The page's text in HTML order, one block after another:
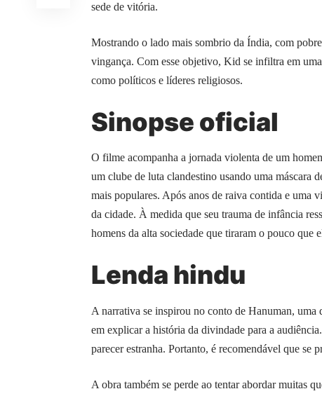
sede de vitória.
Mostrando o lado mais sombrio da Índia, com
vingança. Com esse objetivo, Kid se infiltra em
como políticos e líderes religiosos.
Sinopse oficial
O filme acompanha a jornada violenta de um
um clube de luta clandestino usando uma máscara
mais populares. Após anos de raiva contida e uma
da cidade. À medida que seu trauma de infância
homens da alta sociedade que tiraram o pouco que
Lenda hindu
A narrativa se inspirou no conto de Hanuman,
em explicar a história da divindade para a
parecer estranha. Portanto, é recomendável que se
A obra também se perde ao tentar abordar muitas